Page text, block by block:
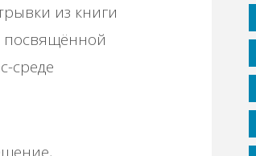
из книги
посвящённой
среде